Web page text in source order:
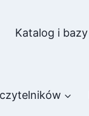
Katalog i bazy